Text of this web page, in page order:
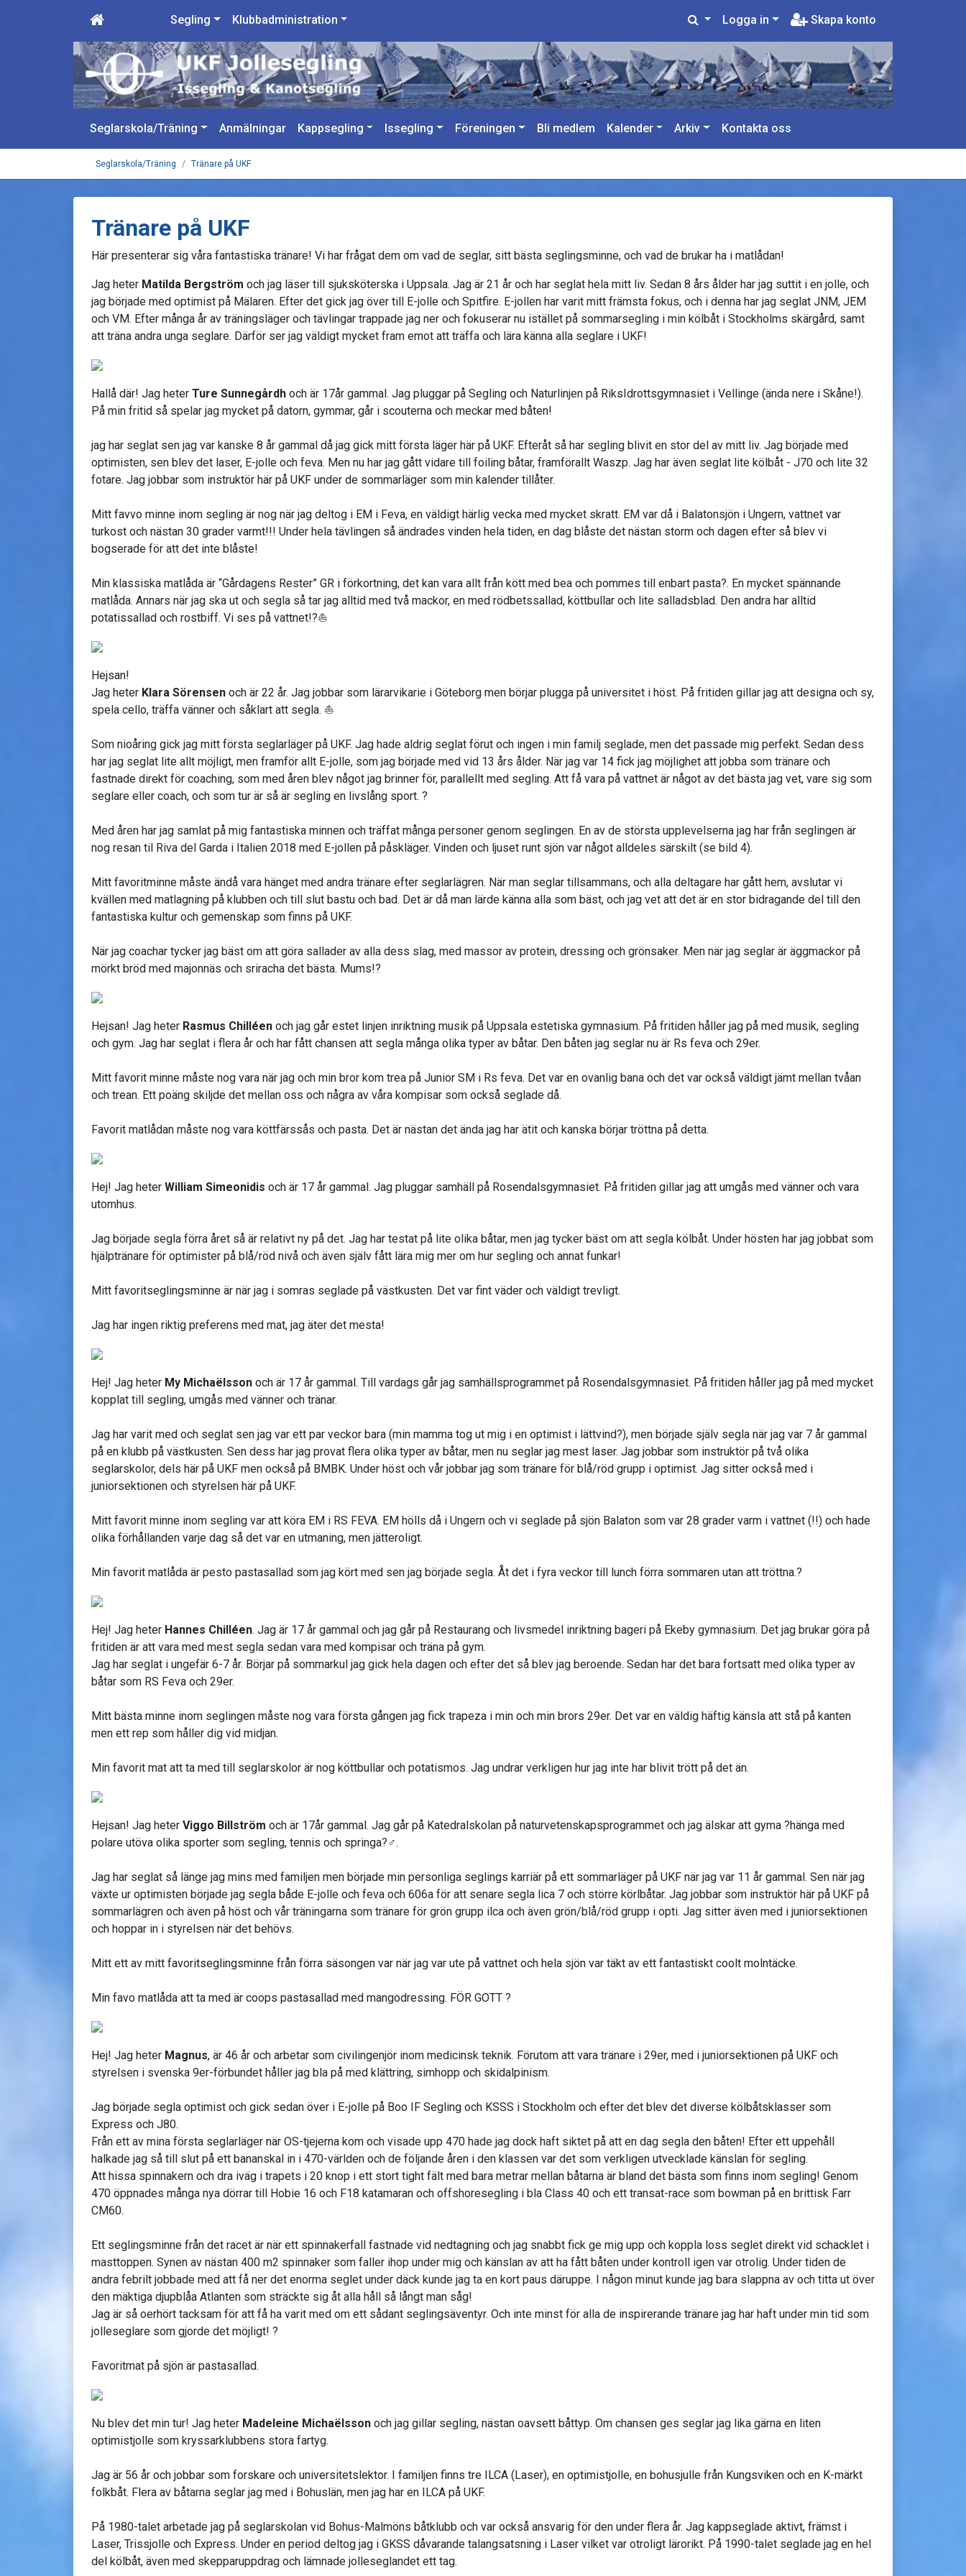
Segling Klubbadministration Logga in Skapa konto
Seglarskola/Träning Anmälningar Kappsegling Issegling Föreningen Bli medlem Kalender Arkiv Kontakta oss
Seglarskola/Träning Tränare på UKF
Tränare på UKF
Här presenterar sig våra fantastiska tränare! Vi har frågat dem om vad de seglar, sitt bästa seglingsminne, och vad de brukar ha i matlådan!
Jag heter Matilda Bergström och jag läser till sjuksköterska i Uppsala. Jag är 21 år och har seglat hela mitt liv. Sedan 8 års ålder har jag suttit i en jolle, och
jag började med optimist på Mälaren. Efter det gick jag över till E-jolle och Spitfire. E-jollen har varit mitt främsta fokus, och i denna har jag seglat JNM, JEM
och VM. Efter många år av träningsläger och tävlingar trappade jag ner och fokuserar nu istället på sommarsegling i min kölbåt i Stockholms skärgård, samt
att träna andra unga seglare. Därför ser jag väldigt mycket fram emot att träffa och lära känna alla seglare i UKF!
Hallå där! Jag heter Ture Sunnegårdh och är 17år gammal. Jag pluggar på Segling och Naturlinjen på RiksIdrottsgymnasiet i Vellinge (ända nere i Skåne!).
På min fritid så spelar jag mycket på datorn, gymmar, går i scouterna och meckar med båten!
jag har seglat sen jag var kanske 8 år gammal då jag gick mitt första läger här på UKF. Efteråt så har segling blivit en stor del av mitt liv. Jag började med
optimisten, sen blev det laser, E-jolle och feva. Men nu har jag gått vidare till foiling båtar, framförallt Waszp. Jag har även seglat lite kölbåt - J70 och lite 32
fotare. Jag jobbar som instruktör här på UKF under de sommarläger som min kalender tillåter.
Mitt favvo minne inom segling är nog när jag deltog i EM i Feva, en väldigt härlig vecka med mycket skratt. EM var då i Balatonsjön i Ungern, vattnet var
turkost och nästan 30 grader varmt!!! Under hela tävlingen så ändrades vinden hela tiden, en dag blåste det nästan storm och dagen efter så blev vi
bogserade för att det inte blåste!
Min klassiska matlåda är “Gårdagens Rester” GR i förkortning, det kan vara allt från kött med bea och pommes till enbart pasta?. En mycket spännande
matlåda. Annars när jag ska ut och segla så tar jag alltid med två mackor, en med rödbetssallad, köttbullar och lite salladsblad. Den andra har alltid
potatissallad och rostbiff. Vi ses på vattnet!?⛵️
Hejsan!
Jag heter Klara Sörensen och är 22 år. Jag jobbar som lärarvikarie i Göteborg men börjar plugga på universitet i höst. På fritiden gillar jag att designa och sy,
spela cello, träffa vänner och såklart att segla. ⛵
Som nioåring gick jag mitt första seglarläger på UKF. Jag hade aldrig seglat förut och ingen i min familj seglade, men det passade mig perfekt. Sedan dess
har jag seglat lite allt möjligt, men framför allt E-jolle, som jag började med vid 13 års ålder. När jag var 14 fick jag möjlighet att jobba som tränare och
fastnade direkt för coaching, som med åren blev något jag brinner för, parallellt med segling. Att få vara på vattnet är något av det bästa jag vet, vare sig som
seglare eller coach, och som tur är så är segling en livslång sport. ?
Med åren har jag samlat på mig fantastiska minnen och träffat många personer genom seglingen. En av de största upplevelserna jag har från seglingen är
nog resan til Riva del Garda i Italien 2018 med E-jollen på påskläger. Vinden och ljuset runt sjön var något alldeles särskilt (se bild 4).
Mitt favoritminne måste ändå vara hänget med andra tränare efter seglarlägren. När man seglar tillsammans, och alla deltagare har gått hem, avslutar vi
kvällen med matlagning på klubben och till slut bastu och bad. Det är då man lärde känna alla som bäst, och jag vet att det är en stor bidragande del till den
fantastiska kultur och gemenskap som finns på UKF.
När jag coachar tycker jag bäst om att göra sallader av alla dess slag, med massor av protein, dressing och grönsaker. Men när jag seglar är äggmackor på
mörkt bröd med majonnäs och sriracha det bästa. Mums!?
Hejsan! Jag heter Rasmus Chilléen och jag går estet linjen inriktning musik på Uppsala estetiska gymnasium. På fritiden håller jag på med musik, segling
och gym. Jag har seglat i flera år och har fått chansen att segla många olika typer av båtar. Den båten jag seglar nu är Rs feva och 29er.
Mitt favorit minne måste nog vara när jag och min bror kom trea på Junior SM i Rs feva. Det var en ovanlig bana och det var också väldigt jämt mellan tvåan
och trean. Ett poäng skiljde det mellan oss och några av våra kompisar som också seglade då.
Favorit matlådan måste nog vara köttfärssås och pasta. Det är nästan det ända jag har ätit och kanska börjar tröttna på detta.
Hej! Jag heter William Simeonidis och är 17 år gammal. Jag pluggar samhäll på Rosendalsgymnasiet. På fritiden gillar jag att umgås med vänner och vara
utomhus.
Jag började segla förra året så är relativt ny på det. Jag har testat på lite olika båtar, men jag tycker bäst om att segla kölbåt. Under hösten har jag jobbat som
hjälptränare för optimister på blå/röd nivå och även själv fått lära mig mer om hur segling och annat funkar!
Mitt favoritseglingsminne är när jag i somras seglade på västkusten. Det var fint väder och väldigt trevligt.
Jag har ingen riktig preferens med mat, jag äter det mesta!
Hej! Jag heter My Michaëlsson och är 17 år gammal. Till vardags går jag samhällsprogrammet på Rosendalsgymnasiet. På fritiden håller jag på med mycket
kopplat till segling, umgås med vänner och tränar.
Jag har varit med och seglat sen jag var ett par veckor bara (min mamma tog ut mig i en optimist i lättvind?), men började själv segla när jag var 7 år gammal
på en klubb på västkusten. Sen dess har jag provat flera olika typer av båtar, men nu seglar jag mest laser. Jag jobbar som instruktör på två olika
seglarskolor, dels här på UKF men också på BMBK. Under höst och vår jobbar jag som tränare för blå/röd grupp i optimist. Jag sitter också med i
juniorsektionen och styrelsen här på UKF.
Mitt favorit minne inom segling var att köra EM i RS FEVA. EM hölls då i Ungern och vi seglade på sjön Balaton som var 28 grader varm i vattnet (!!) och hade
olika förhållanden varje dag så det var en utmaning, men jätteroligt.
Min favorit matlåda är pesto pastasallad som jag kört med sen jag började segla. Åt det i fyra veckor till lunch förra sommaren utan att tröttna.?
Hej! Jag heter Hannes Chilléen. Jag är 17 år gammal och jag går på Restaurang och livsmedel inriktning bageri på Ekeby gymnasium. Det jag brukar göra på
fritiden är att vara med mest segla sedan vara med kompisar och träna på gym.
Jag har seglat i ungefär 6-7 år. Börjar på sommarkul jag gick hela dagen och efter det så blev jag beroende. Sedan har det bara fortsatt med olika typer av
båtar som RS Feva och 29er.
Mitt bästa minne inom seglingen måste nog vara första gången jag fick trapeza i min och min brors 29er. Det var en väldig häftig känsla att stå på kanten
men ett rep som håller dig vid midjan.
Min favorit mat att ta med till seglarskolor är nog köttbullar och potatismos. Jag undrar verkligen hur jag inte har blivit trött på det än.
Hejsan! Jag heter Viggo Billström och är 17år gammal. Jag går på Katedralskolan på naturvetenskapsprogrammet och jag älskar att gyma ?hänga med
polare utöva olika sporter som segling, tennis och springa?‍♂️.
Jag har seglat så länge jag mins med familjen men började min personliga seglings karriär på ett sommarläger på UKF när jag var 11 år gammal. Sen när jag
växte ur optimisten började jag segla både E-jolle och feva och 606a för att senare segla lica 7 och större körlbåtar. Jag jobbar som instruktör här på UKF på
sommarlägren och även på höst och vår träningarna som tränare för grön grupp ilca och även grön/blå/röd grupp i opti. Jag sitter även med i juniorsektionen
och hoppar in i styrelsen när det behövs.
Mitt ett av mitt favoritseglingsminne från förra säsongen var när jag var ute på vattnet och hela sjön var täkt av ett fantastiskt coolt molntäcke.
Min favo matlåda att ta med är coops pastasallad med mangodressing. FÖR GOTT ?
Hej! Jag heter Magnus, är 46 år och arbetar som civilingenjör inom medicinsk teknik. Förutom att vara tränare i 29er, med i juniorsektionen på UKF och
styrelsen i svenska 9er-förbundet håller jag bla på med klättring, simhopp och skidalpinism.
Jag började segla optimist och gick sedan över i E-jolle på Boo IF Segling och KSSS i Stockholm och efter det blev det diverse kölbåtsklasser som
Express och J80.
Från ett av mina första seglarläger när OS-tjejerna kom och visade upp 470 hade jag dock haft siktet på att en dag segla den båten! Efter ett uppehåll
halkade jag så till slut på ett bananskal in i 470-världen och de följande åren i den klassen var det som verkligen utvecklade känslan för segling.
Att hissa spinnakern och dra iväg i trapets i 20 knop i ett stort tight fält med bara metrar mellan båtarna är bland det bästa som finns inom segling! Genom
470 öppnades många nya dörrar till Hobie 16 och F18 katamaran och offshoresegling i bla Class 40 och ett transat-race som bowman på en brittisk Farr
CM60.
Ett seglingsminne från det racet är när ett spinnakerfall fastnade vid nedtagning och jag snabbt fick ge mig upp och koppla loss seglet direkt vid schacklet i
masttoppen. Synen av nästan 400 m2 spinnaker som faller ihop under mig och känslan av att ha fått båten under kontroll igen var otrolig. Under tiden de
andra febrilt jobbade med att få ner det enorma seglet under däck kunde jag ta en kort paus däruppe. I någon minut kunde jag bara slappna av och titta ut över
den mäktiga djupblåa Atlanten som sträckte sig åt alla håll så långt man såg!
Jag är så oerhört tacksam för att få ha varit med om ett sådant seglingsäventyr. Och inte minst för alla de inspirerande tränare jag har haft under min tid som
jolleseglare som gjorde det möjligt! ?
Favoritmat på sjön är pastasallad.
Nu blev det min tur! Jag heter Madeleine Michaëlsson och jag gillar segling, nästan oavsett båttyp. Om chansen ges seglar jag lika gärna en liten
optimistjolle som kryssarklubbens stora fartyg.
Jag är 56 år och jobbar som forskare och universitetslektor. I familjen finns tre ILCA (Laser), en optimistjolle, en bohusjulle från Kungsviken och en K-märkt
folkbåt. Flera av båtarna seglar jag med i Bohuslän, men jag har en ILCA på UKF.
På 1980-talet arbetade jag på seglarskolan vid Bohus-Malmöns båtklubb och var också ansvarig för den under flera år. Jag kappseglade aktivt, främst i
Laser, Trissjolle och Express. Under en period deltog jag i GKSS dåvarande talangsatsning i Laser vilket var otroligt lärorikt. På 1990-talet seglade jag en hel
del kölbåt, även med skepparuppdrag och lämnade jolleseglandet ett tag.